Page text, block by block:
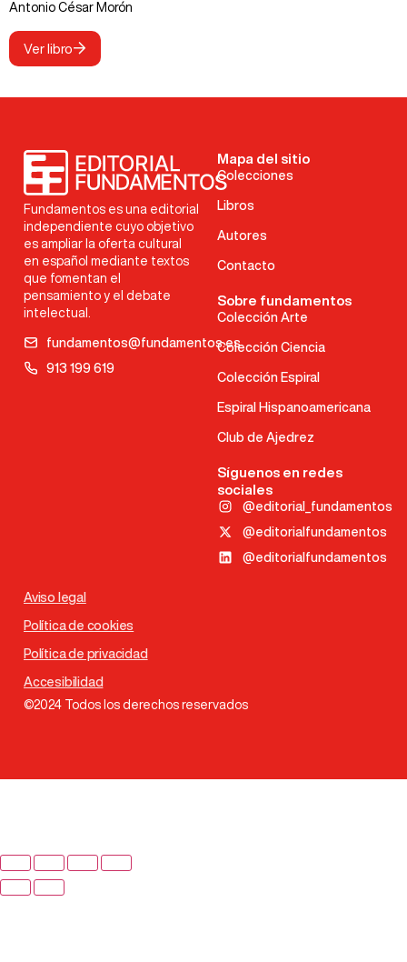
Antonio César Morón
Ver libro
Fundamentos es una editorial
independiente cuyo objetivo
es ampliar la oferta cultural
en español mediante textos
que fomentan el
pensamiento y el debate
intelectual.
fundamentos@fundamentos.es
913 199 619
Mapa del sitio
Colecciones
Libros
Autores
Contacto
Sobre fundamentos
Colección Arte
Colección Ciencia
Colección Espiral
Espiral Hispanoamericana
Club de Ajedrez
Síguenos en redes
sociales
@editorial_fundamentos
@editorialfundamentos
@editorialfundamentos
©2024 Todos los derechos reservados
Aviso legal
Política de cookies
Política de privacidad
Accesibilidad